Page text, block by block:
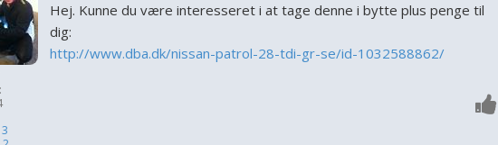
Hej. Kunne du være interesseret i at tage denne i bytte plus penge til
dig:
http://www.dba.dk/nissan-patrol-28-tdi-gr-se/id-1032588862/